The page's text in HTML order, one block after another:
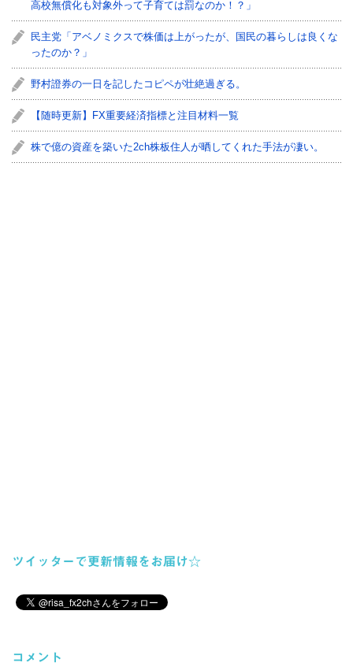
高校無償化も対象外って子育ては罰なのか！？」
民主党「アベノミクスで株価は上がったが、国民の暮らしは良くな
ったのか？」
野村證券の一日を記したコピペが壮絶過ぎる。
【随時更新】FX重要経済指標と注目材料一覧
株で億の資産を築いた2ch株板住人が晒してくれた手法が凄い。
ツイッターで更新情報をお届け☆
コメント